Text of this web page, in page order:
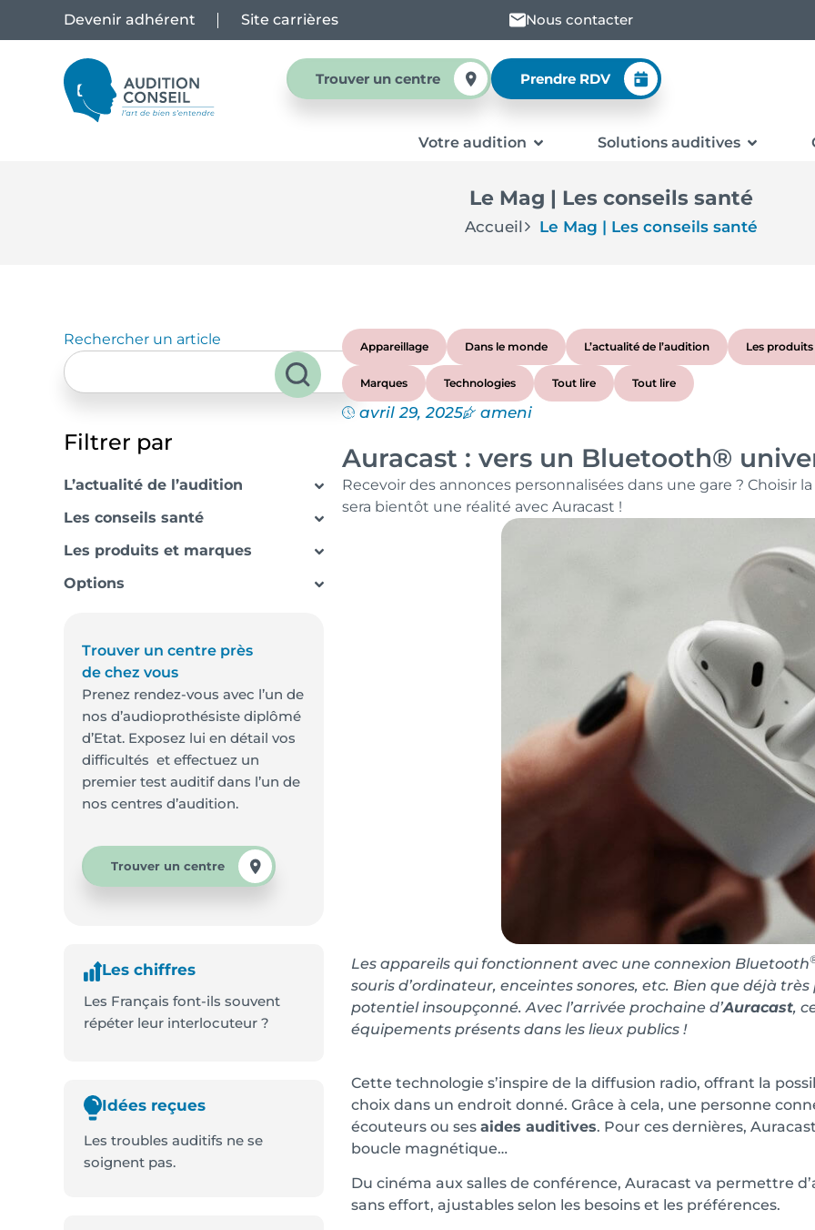
Devenir adhérent Site carrières Nous contacter
Trouver un centre Prendre RDV
Votre audition Solutions auditives
Le Mag | Les conseils santé
Accueil Le Mag | Les conseils santé
Rechercher un article
Filtrer par
L’actualité de l’audition
Les conseils santé
Les produits et marques
Options
Trouver un centre près
de chez vous
Prenez rendez-vous avec l’un de
nos d’audioprothésiste diplômé
d’Etat. Exposez lui en détail vos
difficultés et effectuez un
premier test auditif dans l’un de
nos centres d’audition.
Trouver un centre
Les chiffres
Les Français font-ils souvent
répéter leur interlocuteur ?
Idées reçues
Les troubles auditifs ne se
soignent pas.
Appareillage Dans le monde L’actualité de l’audition Les
Marques Technologies Tout lire Tout lire
avril 29, 2025 ameni
Auracast : vers un Bluetooth®
Recevoir des annonces personnalisées dans une gare ? Choisir
sera bientôt une réalité avec Auracast !
Les appareils qui fonctionnent avec une connexion Bluetooth
souris d’ordinateur, enceintes sonores, etc. Bien que déjà
potentiel insoupçonné. Avec l’arrivée prochaine d’Auracast,
équipements présents dans les lieux publics !
Cette technologie s’inspire de la diffusion radio, offrant la
choix dans un endroit donné. Grâce à cela, une personne
écouteurs ou ses aides auditives. Pour ces dernières,
boucle magnétique…
Du cinéma aux salles de conférence, Auracast va permettre
sans effort, ajustables selon les besoins et les préférences.